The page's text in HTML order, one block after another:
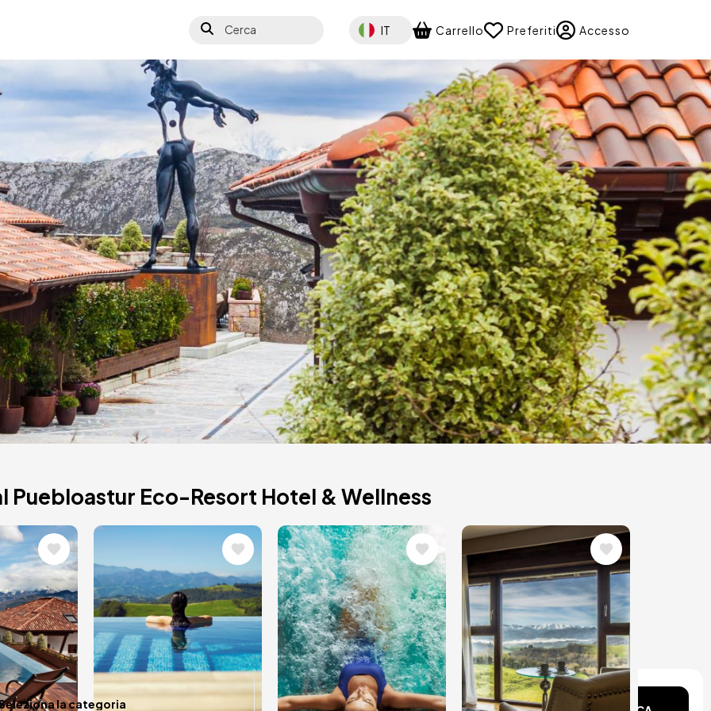
Cerca Select your language
IT Carrello Preferiti Accesso
Pick and
between
la categoria
Data in mente?
Puebloastur Eco-Resort Hotel & Wellness
Immagine Immagine Immagine